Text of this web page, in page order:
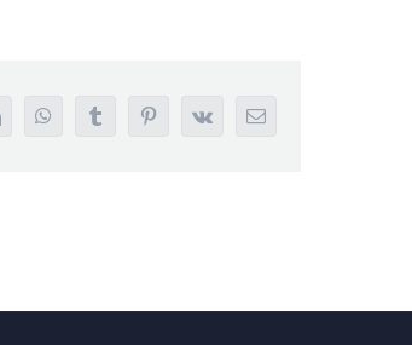
LinkedInWhatsAppTumblr PinterestVk Email